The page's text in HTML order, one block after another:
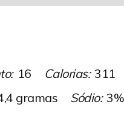
16 Calorias: 311
gramas Sódio: 3%